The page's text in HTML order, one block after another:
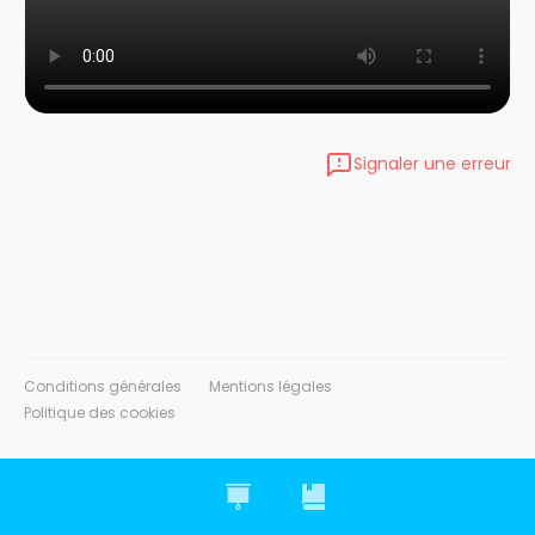
Signaler une erreur
Conditions générales
Mentions légales
Politique des cookies